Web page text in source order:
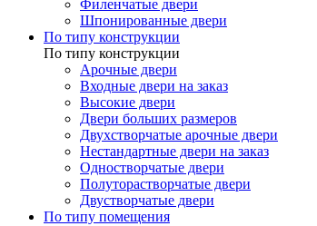
Филенчатые двери
Шпонированные двери
По типу конструкции
По типу конструкции
Арочные двери
Входные двери на заказ
Высокие двери
Двери больших размеров
Двухстворчатые арочные двери
Нестандартные двери на заказ
Одностворчатые двери
Полуторастворчатые двери
Двустворчатые двери
По типу помещения